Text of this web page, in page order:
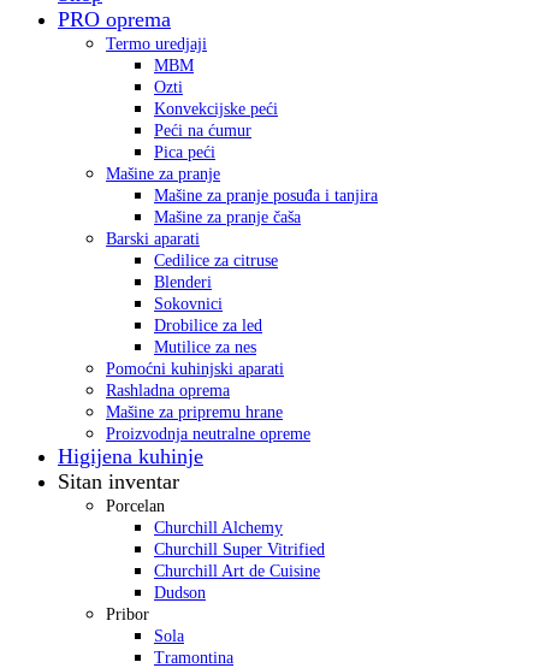
PRO oprema
Termo uredjaji
MBM
Ozti
Konvekcijske peći
Peći na ćumur
Pica peći
Mašine za pranje
Mašine za pranje posuđa i tanjira
Mašine za pranje čaša
Barski aparati
Cedilice za citruse
Blenderi
Sokovnici
Drobilice za led
Mutilice za nes
Pomoćni kuhinjski aparati
Rashladna oprema
Mašine za pripremu hrane
Proizvodnja neutralne opreme
Higijena kuhinje
Sitan inventar
Porcelan
Churchill Alchemy
Churchill Super Vitrified
Churchill Art de Cuisine
Dudson
Pribor
Sola
Tramontina